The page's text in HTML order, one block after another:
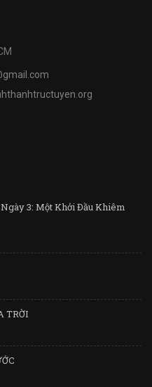
3: Một Khởi Đầu Khiêm
TRỜI